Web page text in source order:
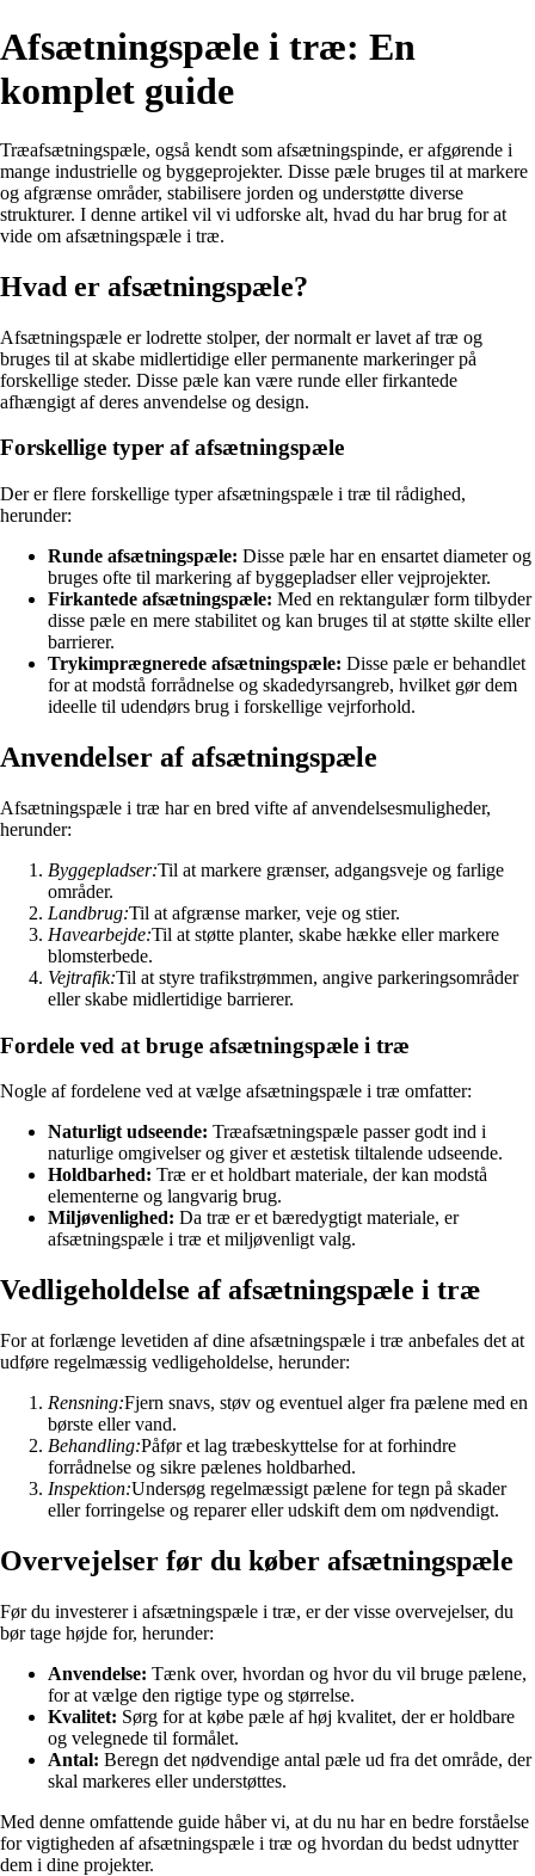
Afsætningspæle i træ: En
komplet guide
Træafsætningspæle, også kendt som afsætningspinde, er afgørende i
mange industrielle og byggeprojekter. Disse pæle bruges til at markere
og afgrænse områder, stabilisere jorden og understøtte diverse
strukturer. I denne artikel vil vi udforske alt, hvad du har brug for at
vide om afsætningspæle i træ.
Hvad er afsætningspæle?
Afsætningspæle er lodrette stolper, der normalt er lavet af træ og
bruges til at skabe midlertidige eller permanente markeringer på
forskellige steder. Disse pæle kan være runde eller firkantede
afhængigt af deres anvendelse og design.
Forskellige typer af afsætningspæle
Der er flere forskellige typer afsætningspæle i træ til rådighed,
herunder:
Runde afsætningspæle: Disse pæle har en ensartet diameter og
bruges ofte til markering af byggepladser eller vejprojekter.
Firkantede afsætningspæle: Med en rektangulær form tilbyder
disse pæle en mere stabilitet og kan bruges til at støtte skilte eller
barrierer.
Trykimprægnerede afsætningspæle: Disse pæle er behandlet
for at modstå forrådnelse og skadedyrsangreb, hvilket gør dem
ideelle til udendørs brug i forskellige vejrforhold.
Anvendelser af afsætningspæle
Afsætningspæle i træ har en bred vifte af anvendelsesmuligheder,
herunder:
Byggepladser:Til at markere grænser, adgangsveje og farlige
områder.
Landbrug:Til at afgrænse marker, veje og stier.
Havearbejde:Til at støtte planter, skabe hække eller markere
blomsterbede.
Vejtrafik:Til at styre trafikstrømmen, angive parkeringsområder
eller skabe midlertidige barrierer.
Fordele ved at bruge afsætningspæle i træ
Nogle af fordelene ved at vælge afsætningspæle i træ omfatter:
Naturligt udseende: Træafsætningspæle passer godt ind i
naturlige omgivelser og giver et æstetisk tiltalende udseende.
Holdbarhed: Træ er et holdbart materiale, der kan modstå
elementerne og langvarig brug.
Miljøvenlighed: Da træ er et bæredygtigt materiale, er
afsætningspæle i træ et miljøvenligt valg.
Vedligeholdelse af afsætningspæle i træ
For at forlænge levetiden af dine afsætningspæle i træ anbefales det at
udføre regelmæssig vedligeholdelse, herunder:
Rensning:Fjern snavs, støv og eventuel alger fra pælene med en
børste eller vand.
Behandling:Påfør et lag træbeskyttelse for at forhindre
forrådnelse og sikre pælenes holdbarhed.
Inspektion:Undersøg regelmæssigt pælene for tegn på skader
eller forringelse og reparer eller udskift dem om nødvendigt.
Overvejelser før du køber afsætningspæle
Før du investerer i afsætningspæle i træ, er der visse overvejelser, du
bør tage højde for, herunder:
Anvendelse: Tænk over, hvordan og hvor du vil bruge pælene,
for at vælge den rigtige type og størrelse.
Kvalitet: Sørg for at købe pæle af høj kvalitet, der er holdbare
og velegnede til formålet.
Antal: Beregn det nødvendige antal pæle ud fra det område, der
skal markeres eller understøttes.
Med denne omfattende guide håber vi, at du nu har en bedre forståelse
for vigtigheden af afsætningspæle i træ og hvordan du bedst udnytter
dem i dine projekter.